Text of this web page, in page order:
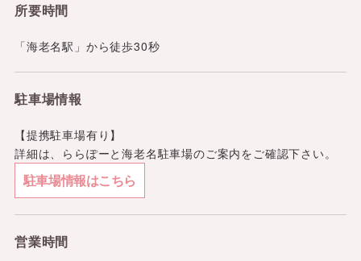
所要時間
「海老名駅」から徒歩30秒
駐車場情報
【提携駐車場有り】
詳細は、ららぽーと海老名駐車場のご案内をご確認下さい。
駐車場情報はこちら
営業時間